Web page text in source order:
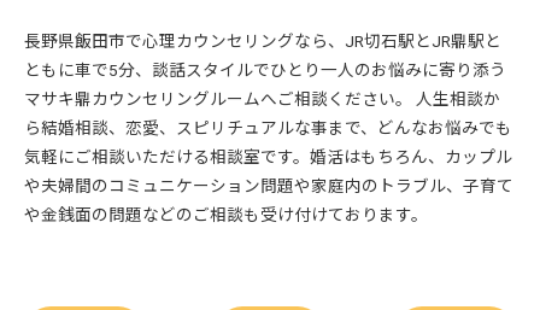
長野県飯田市で心理カウンセリングなら、JR切石駅とJR鼎駅と
ともに車で5分、談話スタイルでひとり一人のお悩みに寄り添う
マサキ鼎カウンセリングルームへご相談ください。 人生相談か
ら結婚相談、恋愛、スピリチュアルな事まで、どんなお悩みでも
気軽にご相談いただける相談室です。婚活はもちろん、カップル
や夫婦間のコミュニケーション問題や家庭内のトラブル、子育て
や金銭面の問題などのご相談も受け付けております。